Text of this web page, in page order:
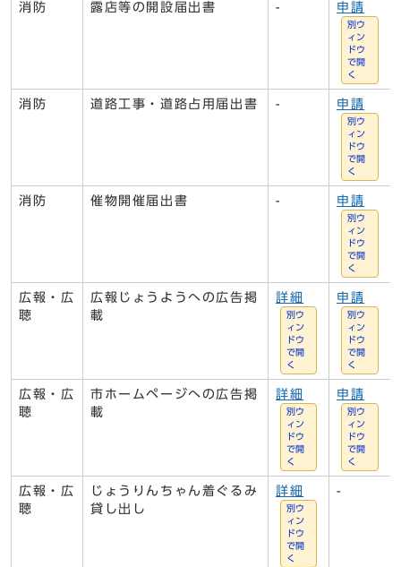
消防 露店等の開設届出書 - 申請
別ウ
ィン
ドウ
で開
く
消防 道路工事・道路占用届出書 - 申請
別ウ
ィン
ドウ
で開
く
消防 催物開催届出書 - 申請
別ウ
ィン
ドウ
で開
く
広報・広
聴
広報じょうようへの広告掲
載
詳細
別ウ
ィン
ドウ
で開
く
申請
別ウ
ィン
ドウ
で開
く
広報・広
聴
市ホームページへの広告掲
載
詳細
別ウ
ィン
ドウ
で開
く
申請
別ウ
ィン
ドウ
で開
く
広報・広
聴
じょうりんちゃん着ぐるみ
貸し出し
詳細
別ウ
ィン
ドウ
で開
く
-